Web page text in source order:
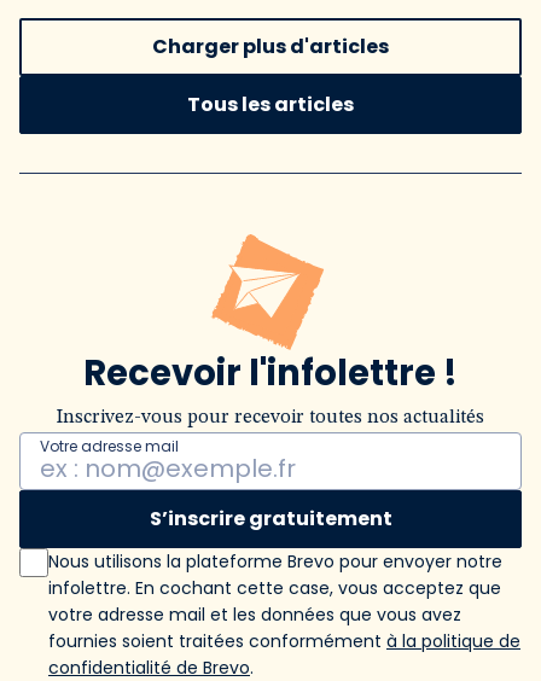
Charger plus d'articles
Tous les articles
Recevoir l'infolettre !
Inscrivez-vous pour recevoir toutes nos actualités
Votre adresse mail
S’inscrire gratuitement
Nous utilisons la plateforme Brevo pour envoyer notre
infolettre. En cochant cette case, vous acceptez que
votre adresse mail et les données que vous avez
fournies soient traitées conformément à la politique de
confidentialité de Brevo.